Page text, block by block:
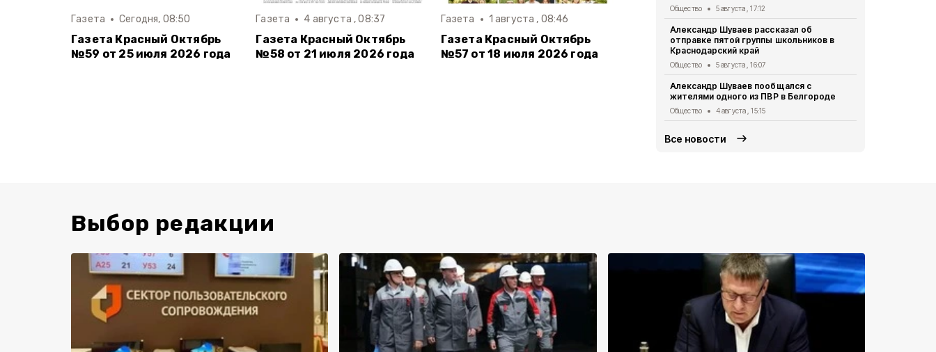
Газета Сегодня, 08:50
Газета Красный Октябрь
№59 от 25 июля 2026 года
Газета 4 августа , 08:37
Газета Красный Октябрь
№58 от 21 июля 2026 года
Газета 1 августа , 08:46
Газета Красный Октябрь
№57 от 18 июля 2026 года
Общество 5 августа , 17:12
Александр Шуваев рассказал об
отправке пятой группы школьников в
Краснодарский край
Общество 5 августа , 16:07
Александр Шуваев пообщался с
жителями одного из ПВР в Белгороде
Общество 4 августа , 15:15
Все новости
Выбор редакции